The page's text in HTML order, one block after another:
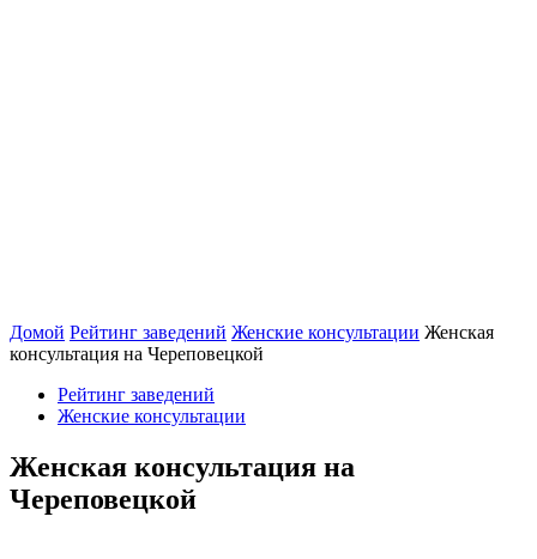
Домой Рейтинг заведений Женские консультации Женская
консультация на Череповецкой
Рейтинг заведений
Женские консультации
Женская консультация на
Череповецкой